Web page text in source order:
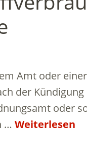
Amt oder
der Kündigung
oder
… Weiterlesen